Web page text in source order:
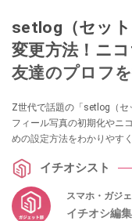
setlog（セッ
変更方法！ニ
友達のプロフ
Z世代で話題の「setlog（セ
フィール写真の初期化やニ
めの設定方法をわかりやす
イチオシスト
スマホ・ガジ
イチオシ編